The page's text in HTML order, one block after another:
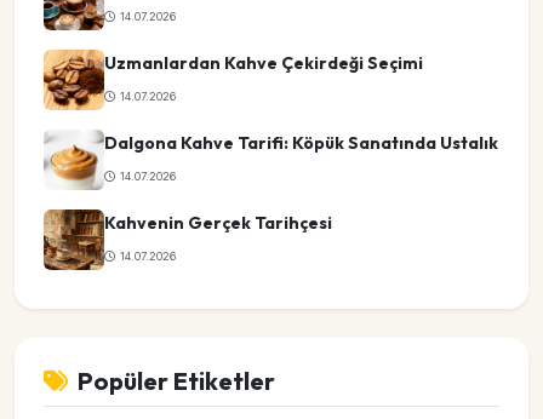
14.07.2026
Uzmanlardan Kahve Çekirdeği Seçimi
14.07.2026
Dalgona Kahve Tarifi: Köpük Sanatında Ustalık
14.07.2026
Kahvenin Gerçek Tarihçesi
14.07.2026
Popüler Etiketler